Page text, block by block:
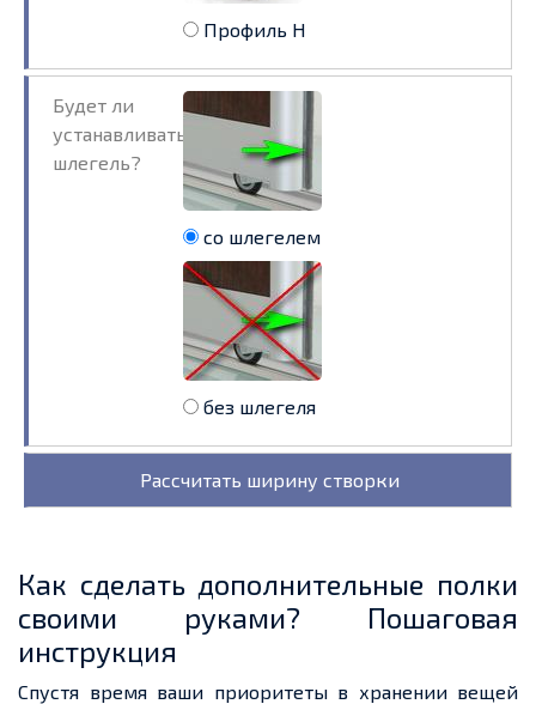
Профиль Н
Будет ли
устанавливаться
шлегель?
со шлегелем
без шлегеля
Как сделать дополнительные полки
своими руками? Пошаговая
инструкция
Спустя время ваши приоритеты в хранении вещей